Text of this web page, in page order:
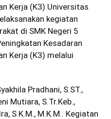
Kerja (K3) Universitas
kegiatan
di SMK Negeri 5
Kesadaran
Kerja (K3) melalui
Pradhani, S.ST.,
Mutiara, S.Tr.Keb.,
S.K.M., M.K.M.. Kegiatan